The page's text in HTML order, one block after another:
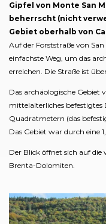
Gipfel von Monte San
beherrscht (nicht
Gebiet oberhalb von
Auf der Forststraße von
einfachste Weg, um das
erreichen. Die Straße ist
Das archäologische Gebiet
mittelalterliches
Quadratmetern (das
Das Gebiet war durch eine
Der Blick öffnet sich auf die
Brenta-Dolomiten.